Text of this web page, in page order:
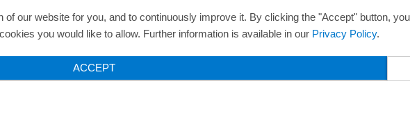
our website for you, and to continuously improve it. By clicking the "Accept" button,
you would like to allow. Further information is available in our Privacy Policy.
ACCEPT